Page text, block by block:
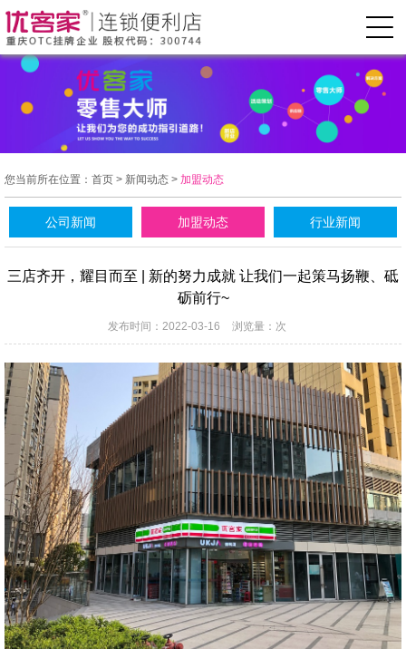
您当前所在位置： 首页 > 新闻动态 > 加盟动态
公司新闻 加盟动态 行业新闻
三店齐开，耀目而至 | 新的努力成就 让我们一起策马扬鞭、砥
砺前行~
发布时间：2022-03-16 浏览量： 次